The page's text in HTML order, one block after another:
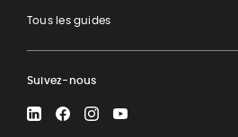
Tous les guides
Suivez-nous
LinkedInFacebookInstagramYouTube